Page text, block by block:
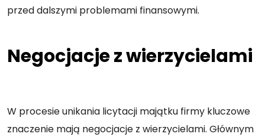
przed dalszymi problemami finansowymi.
Negocjacje z wierzycielami
W procesie unikania licytacji majątku firmy kluczowe
znaczenie mają negocjacje z wierzycielami. Głównym